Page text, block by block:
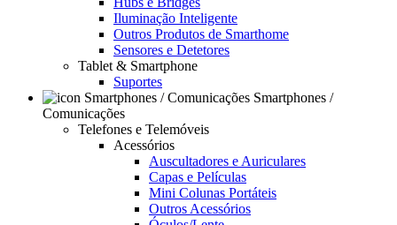
Iluminação Inteligente
Outros Produtos de Smarthome
Sensores e Detetores
Tablet & Smartphone
Suportes
Smartphones /
Comunicações
Telefones e Telemóveis
Acessórios
Auscultadores e Auriculares
Capas e Películas
Mini Colunas Portáteis
Outros Acessórios